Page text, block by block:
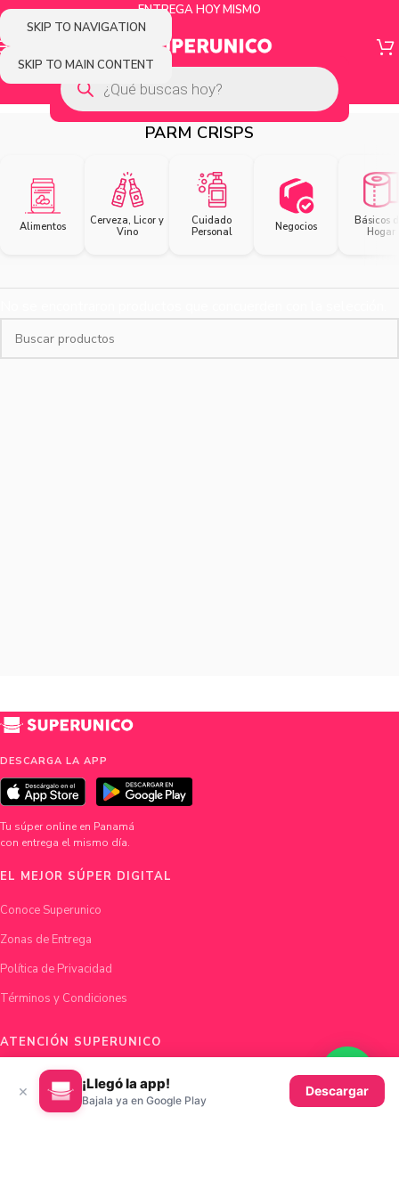
SKIP TO NAVIGATION
SKIP TO MAIN CONTENT
ENTREGA HOY MISMO
PARM CRISPS
Alimentos
Cerveza, Licor y
Vino
Cuidado
Personal
Negocios
Básicos
Hogar
DESCARGA LA APP
Tu súper online en Panamá
con entrega el mismo día.
EL MEJOR SÚPER DIGITAL
Conoce Superunico
Zonas de Entrega
Política de Privacidad
Términos y Condiciones
ATENCIÓN SUPERUNICO
Chatea con nosotros
× ¡Llegó la app!
Bajala ya en Google Play
Descargar